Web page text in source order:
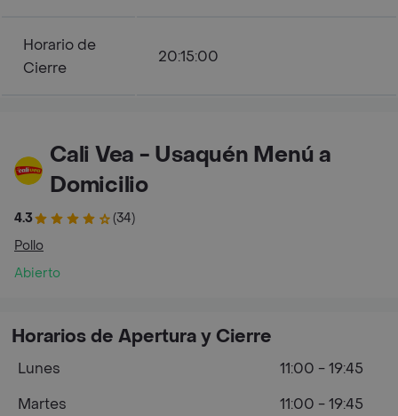
Horario de
Cierre
20:15:00
Cali Vea - Usaquén Menú a
Domicilio
4.3
(34)
Pollo
Abierto
Horarios de Apertura y Cierre
Lunes
11:00 - 19:45
Martes
11:00 - 19:45